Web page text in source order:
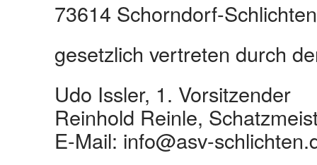
73614 Schorndorf-Schlichten
gesetzlich vertreten durch
Udo Issler, 1. Vorsitzender
Reinhold Reinle,
E-Mail: info@asv-